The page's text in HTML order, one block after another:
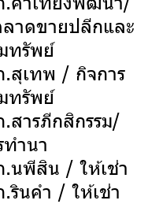
าดขายปลีกและ
ทรัพย์
.สุเทพ / กิจการ
ทรัพย์
สารภีกสิกรรม/
ทำนา
.นพีสิน / ให้เช่า
รินคำ / ให้เช่า